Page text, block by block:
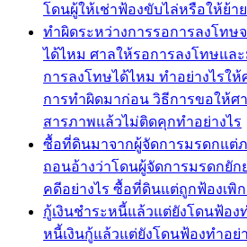
โดนผู้ให้เช่าฟ้องขับไล่หรือให้ย้า
ทำผิดระหว่างการรอการลงโทษ
ได้ไหม ศาลให้รอการลงโทษแล
การลงโทษได้ไหม ทำอย่างไรใ
การทำผิดมาก่อน วิธีการขอให้ศ
สารภาพแล้วไม่ติดคุกทำอย่างไร
ซื้อที่ดินมาจากผู้จัดการมรดกแต่
ถอนอ้างว่าโดนผู้จัดการมรดกยั
คดีอย่างไร ซื้อที่ดินแต่ถูกฟ้องเพิ
กู้เงินชำระหนี้แล้วแต่ยังโดนฟ้อง
หนี้เงินกู้แล้วแต่ยังโดนฟ้องทำอย่